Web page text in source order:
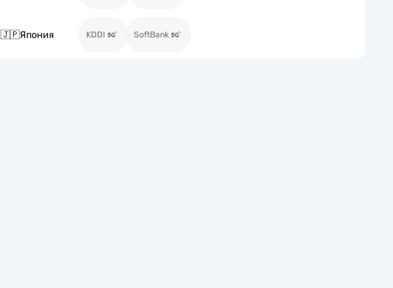
🇯🇵Япония KDDI SoftBank